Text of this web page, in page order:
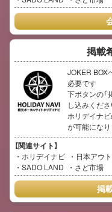
掲載
JOKER BOX
必要です
下ボタンの「
し込みくだ
ホリデイナ
が可能にな
【関連サイト】
ホリデイナビ 日本アウ
SADO LAND
さど市場
掲